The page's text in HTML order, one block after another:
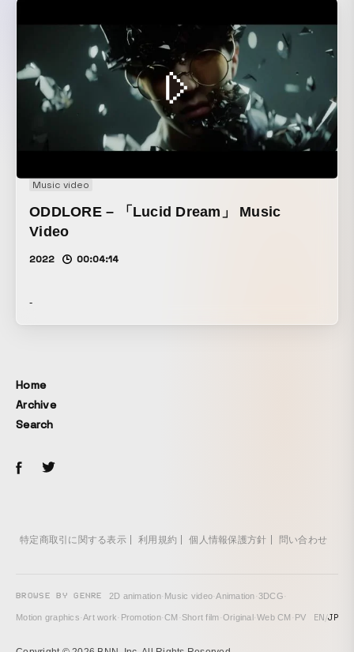
Music video
ODDLORE – 「Lucid Dream」 Music
Video
2022 00:04:14
-
Home
Archive
Search
特定商取引に関する表示 利用規約 個人情報保護方針 問い合わせ
BROWSE BY GENRE 2D animation· Music video·Animation·3DCG·
Motion graphics·Art work· Promotion·CM · Short film·Original ·Web CM · PV EN/JP